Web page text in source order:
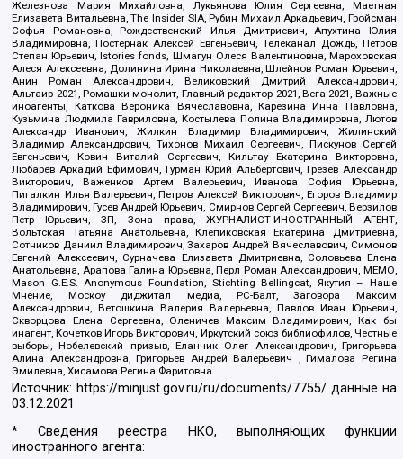
Железнова Мария Михайловна, Лукьянова Юлия Сергеевна, Маетная
Елизавета Витальевна, The Insider SIA, Рубин Михаил Аркадьевич, Гройсман
Софья Романовна, Рождественский Илья Дмитриевич, Апухтина Юлия
Владимировна, Постернак Алексей Евгеньевич, Телеканал Дождь, Петров
Степан Юрьевич, Istories fonds, Шмагун Олеся Валентиновна, Мароховская
Алеся Алексеевна, Долинина Ирина Николаевна, Шлейнов Роман Юрьевич,
Анин Роман Александрович, Великовский Дмитрий Александрович,
Альтаир 2021, Ромашки монолит, Главный редактор 2021, Вега 2021, Важные
иноагенты, Каткова Вероника Вячеславовна, Карезина Инна Павловна,
Кузьмина Людмила Гавриловна, Костылева Полина Владимировна, Лютов
Александр Иванович, Жилкин Владимир Владимирович, Жилинский
Владимир Александрович, Тихонов Михаил Сергеевич, Пискунов Сергей
Евгеньевич, Ковин Виталий Сергеевич, Кильтау Екатерина Викторовна,
Любарев Аркадий Ефимович, Гурман Юрий Альбертович, Грезев Александр
Викторович, Важенков Артем Валерьевич, Иванова София Юрьевна,
Пигалкин Илья Валерьевич, Петров Алексей Викторович, Егоров Владимир
Владимирович, Гусев Андрей Юрьевич, Смирнов Сергей Сергеевич, Верзилов
Петр Юрьевич, ЗП, Зона права, ЖУРНАЛИСТ-ИНОСТРАННЫЙ АГЕНТ,
Вольтская Татьяна Анатольевна, Клепиковская Екатерина Дмитриевна,
Сотников Даниил Владимирович, Захаров Андрей Вячеславович, Симонов
Евгений Алексеевич, Сурначева Елизавета Дмитриевна, Соловьева Елена
Анатольевна, Арапова Галина Юрьевна, Перл Роман Александрович, МЕМО,
Mason G.E.S. Anonymous Foundation, Stichting Bellingcat, Якутия – Наше
Мнение, Москоу диджитал медиа, РС-Балт, Заговора Максим
Александрович, Ветошкина Валерия Валерьевна, Павлов Иван Юрьевич,
Скворцова Елена Сергеевна, Оленичев Максим Владимирович, Как бы
инагент, Кочетков Игорь Викторович, Иркутский союз библиофилов, Честные
выборы, Нобелевский призыв, Еланчик Олег Александрович, Григорьева
Алина Александровна, Григорьев Андрей Валерьевич , Гималова Регина
Эмилевна, Хисамова Регина Фаритовна
Источник: https://minjust.gov.ru/ru/documents/7755/ данные на
03.12.2021
* Сведения реестра НКО, выполняющих функции
иностранного агента: